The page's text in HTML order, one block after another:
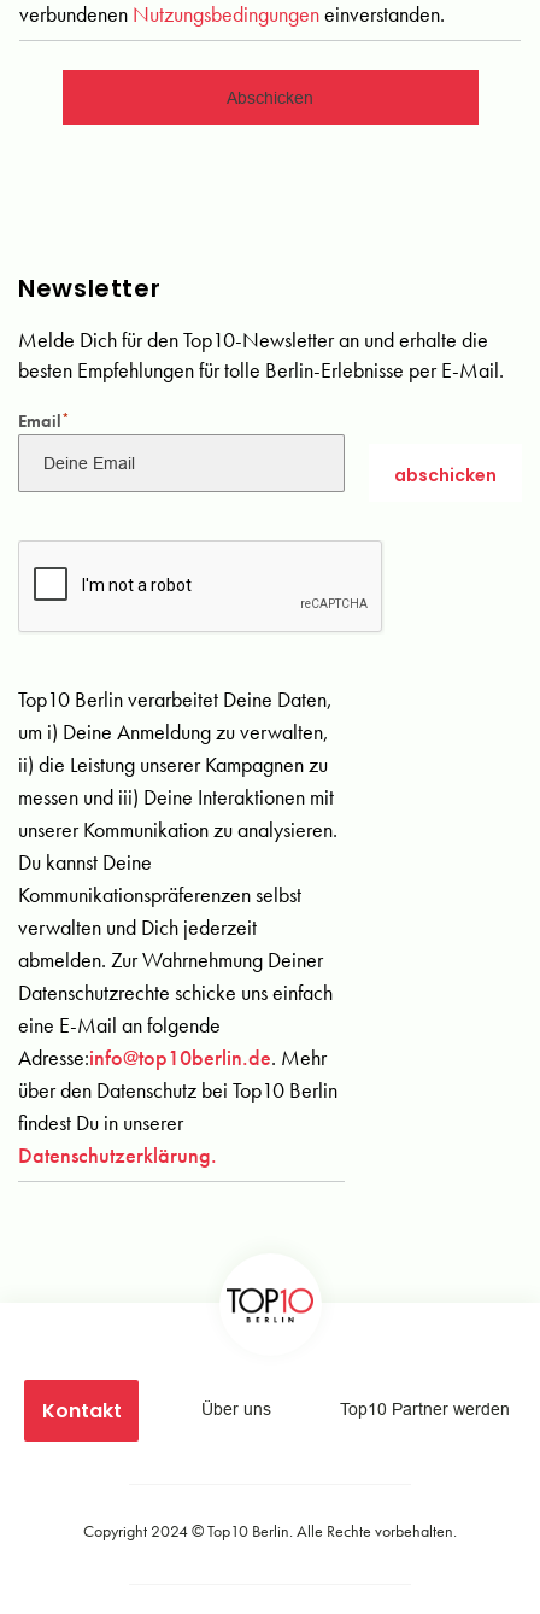
verbundenen Nutzungsbedingungeneinverstanden.
Newsletter
Melde Dich für den Top10-Newsletter an und erhalte die
besten Empfehlungen für tolle Berlin-Erlebnisse per E-Mail.
Email*
Top10 Berlin verarbeitet Deine Daten,
um i) Deine Anmeldung zu verwalten,
ii) die Leistung unserer Kampagnen zu
messen und iii) Deine Interaktionen mit
unserer Kommunikation zu analysieren.
Du kannst Deine
Kommunikationspräferenzen selbst
verwalten und Dich jederzeit
abmelden. Zur Wahrnehmung Deiner
Datenschutzrechte schicke uns einfach
eine E-Mail an folgende
Adresse:info@top10berlin.de. Mehr
über den Datenschutz bei Top10 Berlin
findest Du in unserer
Datenschutzerklärung.
Kontakt Über uns Top10 Partner werden
Copyright 2024 ©Top10 Berlin. Alle Rechte vorbehalten.